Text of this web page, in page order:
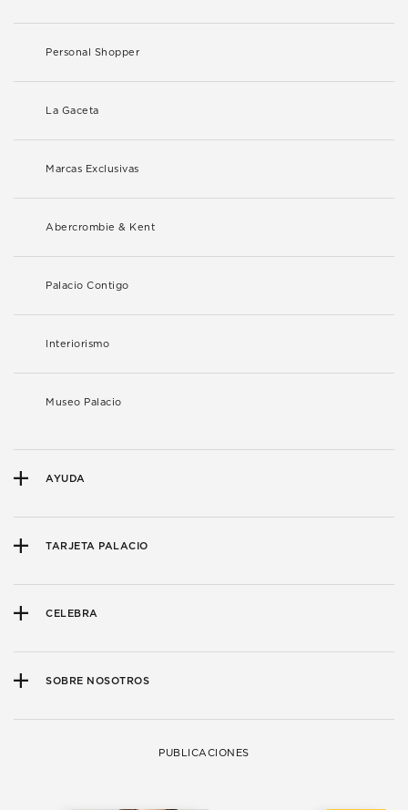
Personal Shopper
La Gaceta
Marcas Exclusivas
Abercrombie & Kent
Palacio Contigo
Interiorismo
Museo Palacio
AYUDA
TARJETA PALACIO
CELEBRA
SOBRE NOSOTROS
PUBLICACIONES